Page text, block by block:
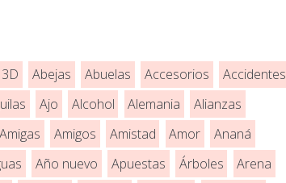
3D Abejas Abuelas Accesorios
Accidentes
Ajo Alcohol Alemania
Alianzas
Amigas Amigos Amistad Amor
Ananá
Año nuevo Apuestas Árboles
Arena